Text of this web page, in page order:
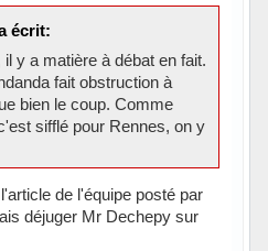
écrit:
y a matière à débat en fait.
fait obstruction à
bien le coup. Comme
sifflé pour Rennes, on y
de l'équipe posté par
déjuger Mr Dechepy sur